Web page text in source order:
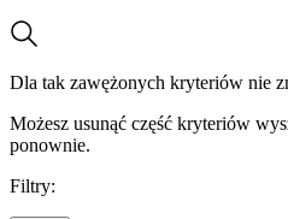
Dla tak zawężonych kryteriów nie
Możesz usunąć część kryteriów
ponownie.
Filtry: